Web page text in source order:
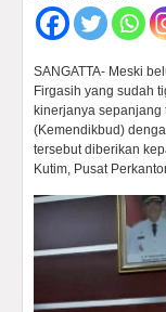
SANGATTA- Meski
Firgasih yang sudah
kinerjanya
(Kemendikbud)
tersebut diberikan
Kutim, Pusat